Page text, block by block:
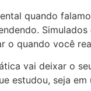
quando
o quando você
vai deixar o
estudou, seja